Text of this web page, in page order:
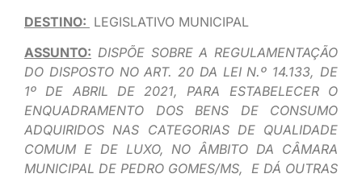
DESTINO: LEGISLATIVO MUNICIPAL
ASSUNTO: DISPÕE SOBRE A REGULAMENTAÇÃO
DO DISPOSTO NO ART. 20 DA LEI N.º 14.133, DE
1º DE ABRIL DE 2021, PARA ESTABELECER O
ENQUADRAMENTO DOS BENS DE CONSUMO
ADQUIRIDOS NAS CATEGORIAS DE QUALIDADE
COMUM E DE LUXO, NO ÂMBITO DA CÂMARA
MUNICIPAL DE PEDRO GOMES/MS, E DÁ OUTRAS